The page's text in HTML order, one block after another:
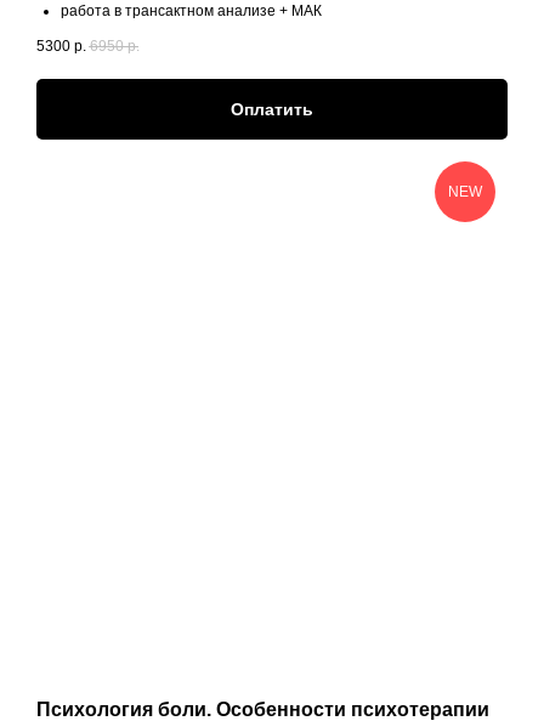
работа в трансактном анализе + МАК
5300 р. 6950 р.
Оплатить
NEW
Психология боли. Особенности психотерапии